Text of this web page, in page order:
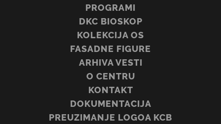
PROGRAMI
DKC BIOSKOP
KOLEKCIJA OS
FASADNE FIGURE
ARHIVA VESTI
O CENTRU
KONTAKT
DOKUMENTACIJA
PREUZIMANJE LOGOA KCB